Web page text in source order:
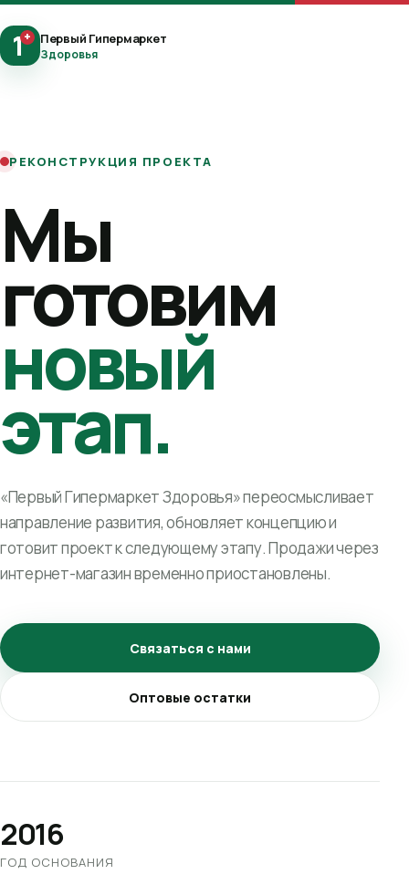
1+ Первый Гипермаркет
Здоровья
РЕКОНСТРУКЦИЯ ПРОЕКТА
Мы
готовим
новый
этап.
«Первый Гипермаркет Здоровья» переосмысливает
направление развития, обновляет концепцию и
готовит проект к следующему этапу. Продажи через
интернет-магазин временно приостановлены.
Связаться с нами
Оптовые остатки
2016
ГОД ОСНОВАНИЯ